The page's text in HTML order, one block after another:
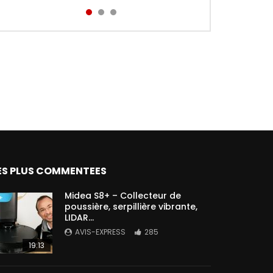
PLUS COMMENTEES
19:13
Midea S8+ – Collecteur de
poussière, serpillière vibrante,
LIDAR…
AVIS-EXPRESS 285